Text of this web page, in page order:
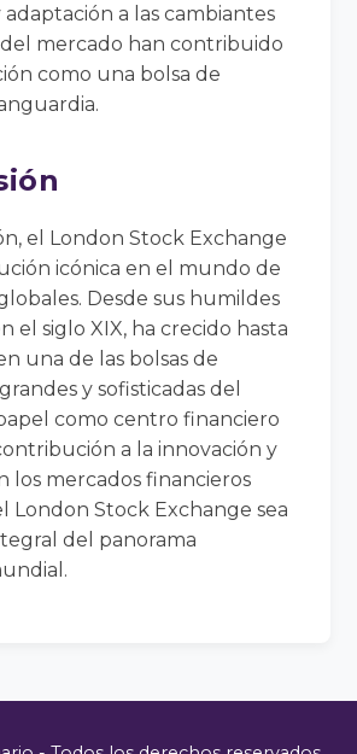
a las cambiantes
mercado han contribuido
como una bolsa de
el London Stock Exchange
icónica en el mundo de
Desde sus humildes
el siglo XIX, ha crecido hasta
una de las bolsas de
y sofisticadas del
como centro financiero
a la innovación y
los mercados financieros
London Stock Exchange sea
del panorama